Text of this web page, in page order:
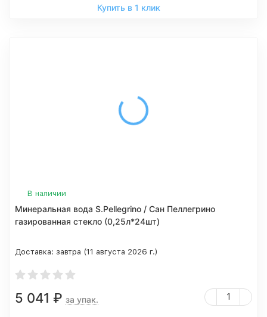
Купить в 1 клик
В наличии
Минеральная вода S.Pellegrino / Сан Пеллегрино
газированная стекло (0,25л*24шт)
Доставка: завтра (11 августа 2026 г.)
5 041 ₽ за упак.